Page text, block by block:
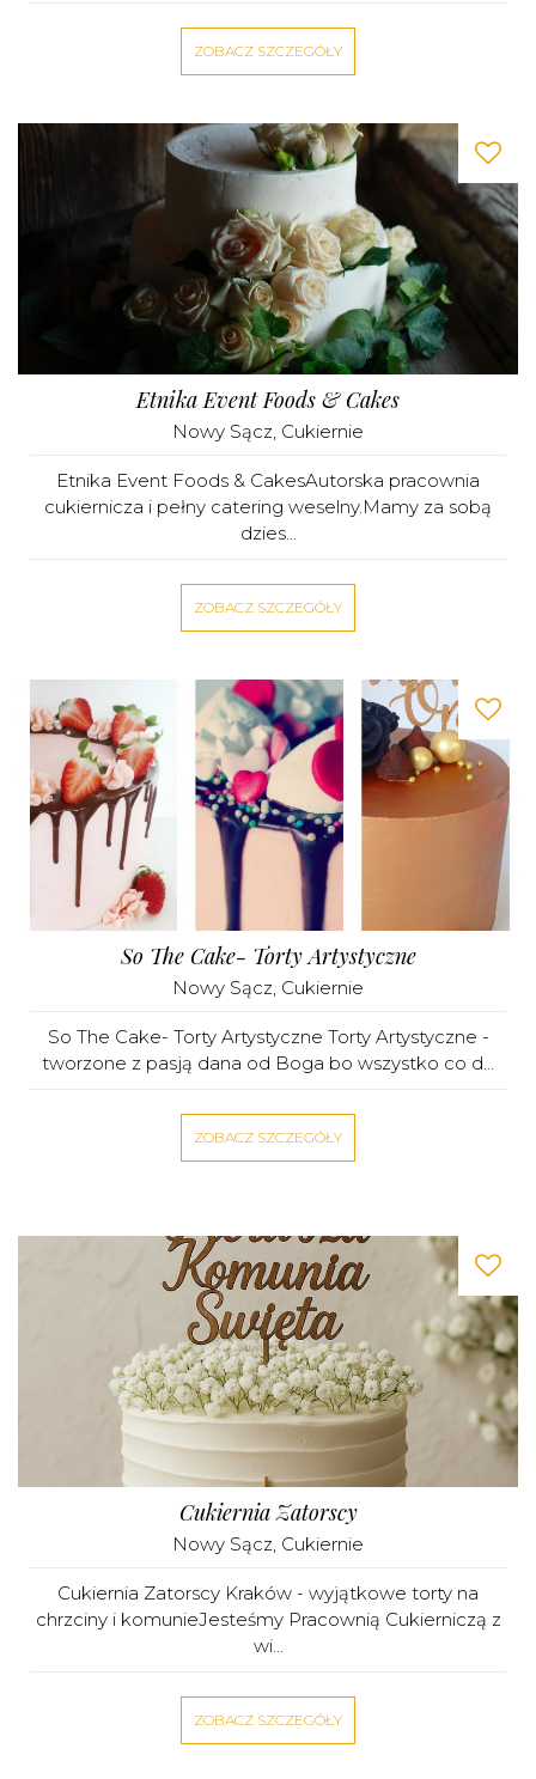
ZOBACZ SZCZEGÓŁY
Etnika Event Foods & Cakes
Nowy Sącz, Cukiernie
Etnika Event Foods & CakesAutorska pracownia
cukiernicza i pełny catering weselny.Mamy za sobą
dzies...
ZOBACZ SZCZEGÓŁY
So The Cake- Torty Artystyczne
Nowy Sącz, Cukiernie
So The Cake- Torty Artystyczne Torty Artystyczne -
tworzone z pasją dana od Boga bo wszystko co d...
ZOBACZ SZCZEGÓŁY
Cukiernia Zatorscy
Nowy Sącz, Cukiernie
Cukiernia Zatorscy Kraków - wyjątkowe torty na
chrzciny i komunieJesteśmy Pracownią Cukierniczą z
wi...
ZOBACZ SZCZEGÓŁY